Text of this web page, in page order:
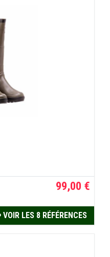
99,00 €
VOIR LES 8 RÉFÉRENCES